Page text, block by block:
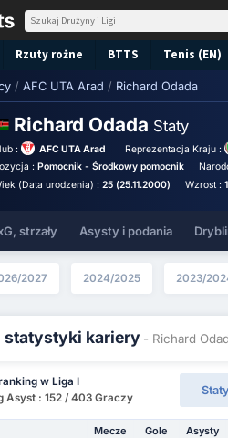
Rzuty rożne BTTS Tenis (EN)
/ AFC UTA Arad / Richard Odada
Richard Odada Staty
: AFC UTA Arad Reprezentacja Kraju :
:Pomocnik - Środkowy pomocnik
(Data urodzenia) :25 (25.11.2000) Wzrost :
strzały Asysty i podania
2027 2024/2025 2023/
statystyki kariery - Richard
w Liga I
Asyst : 152 / 403 Graczy
Mecze Gole Asysty